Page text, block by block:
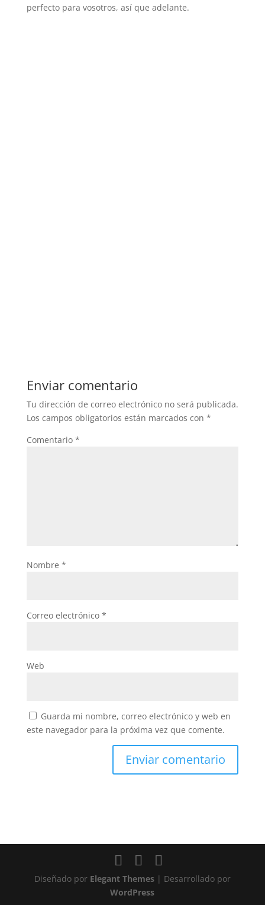
perfecto para vosotros, así que adelante.
Enviar comentario
Tu dirección de correo electrónico no será publicada.
Los campos obligatorios están marcados con *
Comentario *
Nombre *
Correo electrónico *
Web
Guarda mi nombre, correo electrónico y web en
este navegador para la próxima vez que comente.
Diseñado por Elegant Themes| Desarrollado por
WordPress